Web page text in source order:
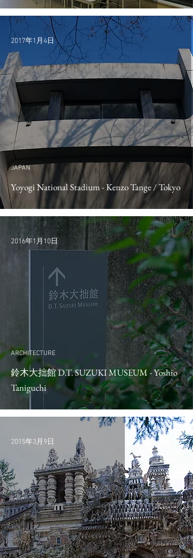
Yoyogi National Stadium - Kenzo Tange / Tokyo
JAPAN
2017年1月4日
鈴木大拙館 D.T. SUZUKI MUSEUM - Yoshio
Taniguchi
ARCHITECTURE
2016年1月10日
2015年3月9日